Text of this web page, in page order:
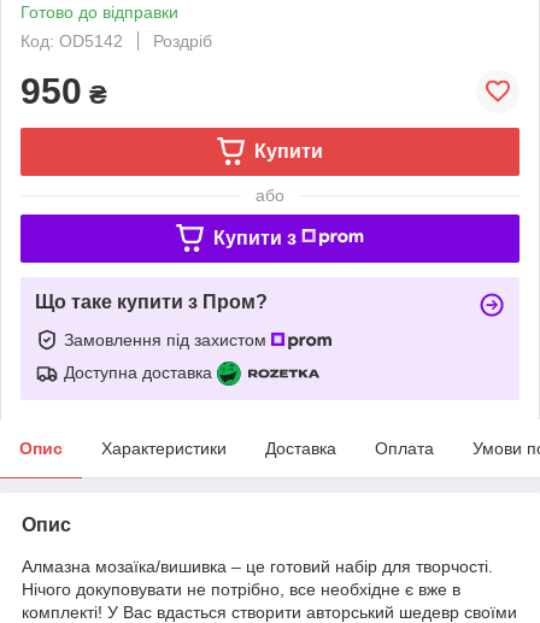
Готово до відправки
Код: OD5142
Роздріб
950 ₴
Купити
або
Купити з
Що таке купити з Пром?
Замовлення під захистом
Доступна доставка
Опис Характеристики Доставка Оплата Умови
Опис
Алмазна мозаїка/вишивка – це готовий набір для творчості.
Нічого докуповувати не потрібно, все необхідне є вже в
комплекті! У Вас вдасться створити авторський шедевр своїми